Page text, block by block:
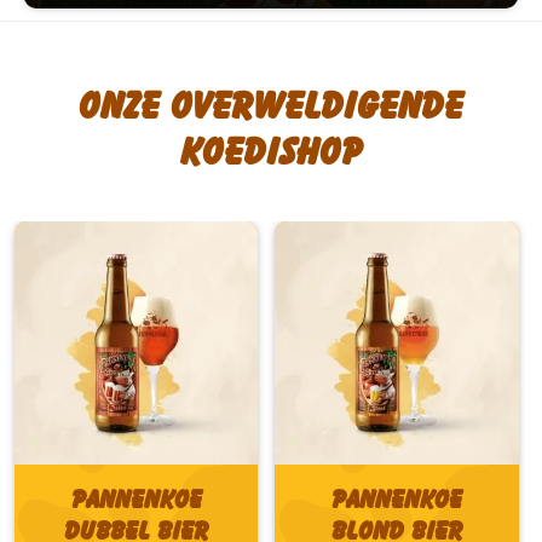
Onze overweldigende
koedishop
Pannenkoe
Dubbel bier
Pannenkoe
Blond bier